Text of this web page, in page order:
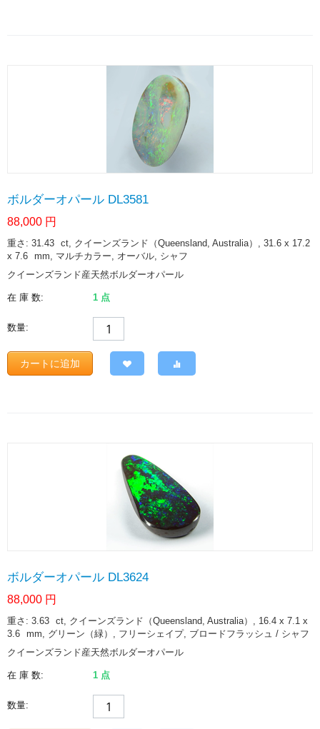
ボルダーオパール DL3581
88,000 円
重さ: 31.43 ct, クイーンズランド（Queensland, Australia）, 31.6 x 17.2
x 7.6 mm, マルチカラー, オーバル, シャフ
クイーンズランド産天然ボルダーオパール
在 庫 数: 1 点
数量:
カートに追加
ボルダーオパール DL3624
88,000 円
重さ: 3.63 ct, クイーンズランド（Queensland, Australia）, 16.4 x 7.1 x
3.6 mm, グリーン（緑）, フリーシェイプ, ブロードフラッシュ / シャフ
クイーンズランド産天然ボルダーオパール
在 庫 数: 1 点
数量: